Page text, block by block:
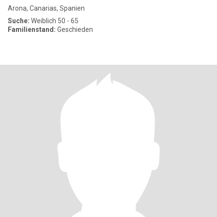
Arona, Canarias, Spanien
Suche: Weiblich 50 - 65
Familienstand: Geschieden